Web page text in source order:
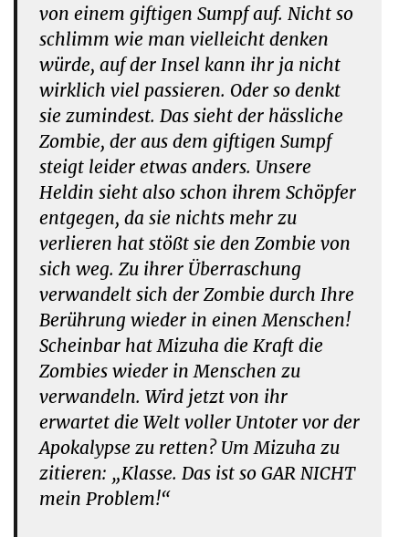
von einem giftigen Sumpf auf. Nicht so
schlimm wie man vielleicht denken
würde, auf der Insel kann ihr ja nicht
wirklich viel passieren. Oder so denkt
sie zumindest. Das sieht der hässliche
Zombie, der aus dem giftigen Sumpf
steigt leider etwas anders. Unsere
Heldin sieht also schon ihrem Schöpfer
entgegen, da sie nichts mehr zu
verlieren hat stößt sie den Zombie von
sich weg. Zu ihrer Überraschung
verwandelt sich der Zombie durch Ihre
Berührung wieder in einen Menschen!
Scheinbar hat Mizuha die Kraft die
Zombies wieder in Menschen zu
verwandeln. Wird jetzt von ihr
erwartet die Welt voller Untoter vor der
Apokalypse zu retten? Um Mizuha zu
zitieren: „Klasse. Das ist so GAR NICHT
mein Problem!“